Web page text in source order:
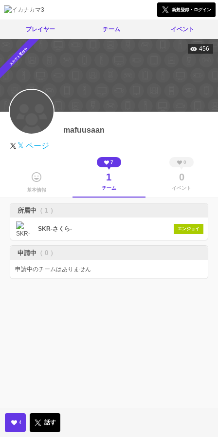
新規登録・ログイン
プレイヤー チーム イベント
スカウト受付中 456
mafuusaan
𝕏 ページ
基本情報
7
1
チーム
0
0
イベント
所属中 （ 1 ）
SKR-さくら- エンジョイ
申請中 （ 0 ）
申請中のチームはありません
4 話す